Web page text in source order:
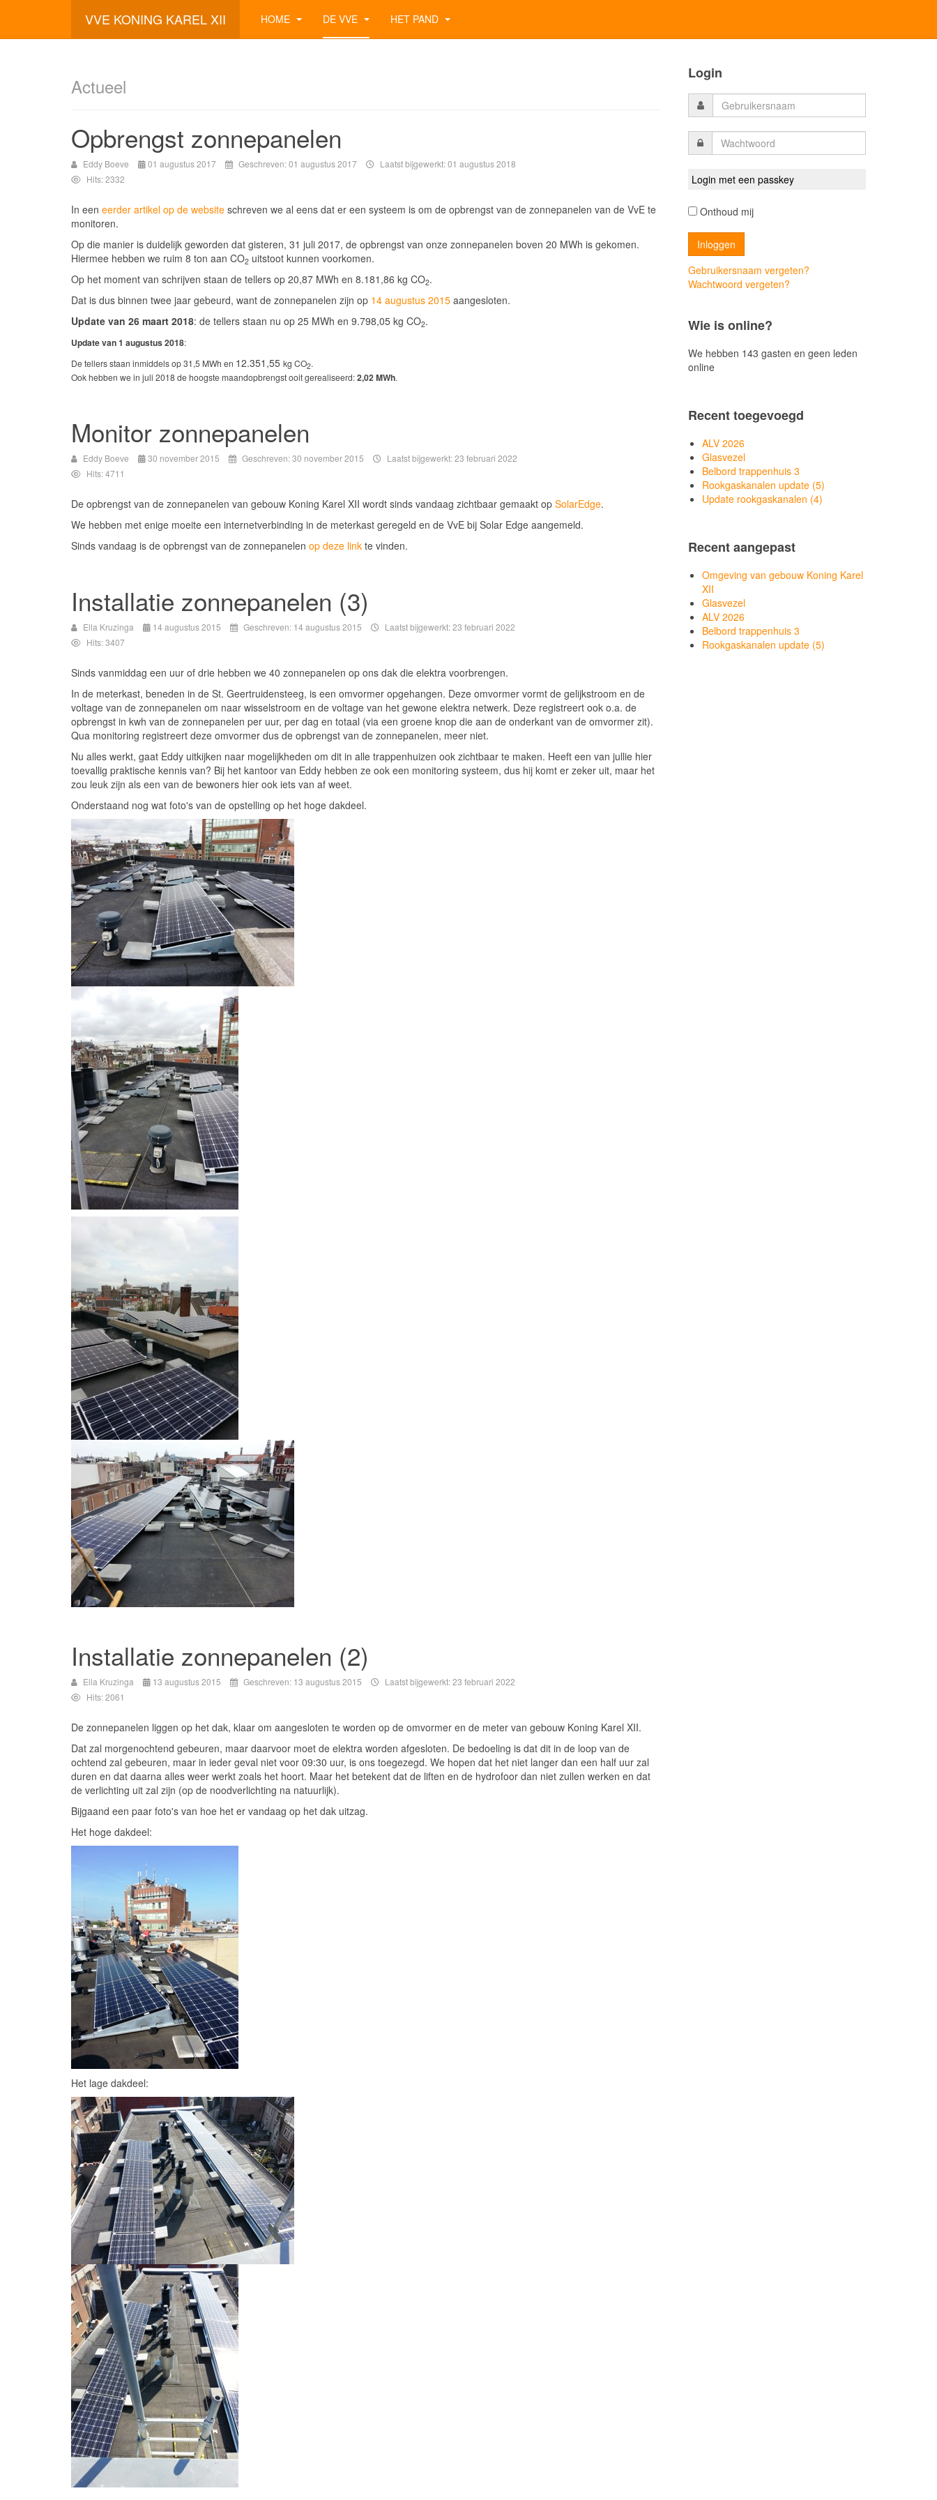
VVE KONING KAREL XII HOME DE VVE HET PAND
Actueel
Opbrengst zonnepanelen
Eddy Boeve 01 augustus 2017 Geschreven: 01 augustus 2017
Laatst bijgewerkt: 01 augustus 2018
Hits: 2332
In een eerder artikel op de website schreven we al eens dat er een systeem is om de opbrengst van de zonnepanelen van de VvE te
monitoren.
Op die manier is duidelijk geworden dat gisteren, 31 juli 2017, de opbrengst van onze zonnepanelen boven 20 MWh is gekomen.
Hiermee hebben we ruim 8 ton aan CO2 uitstoot kunnen voorkomen.
Op het moment van schrijven staan de tellers op 20,87 MWh en 8.181,86 kg CO2.
Dat is dus binnen twee jaar gebeurd, want de zonnepanelen zijn op 14 augustus 2015 aangesloten.
Update van 26 maart 2018: de tellers staan nu op 25 MWh en 9.798,05 kg CO2.
Update van 1 augustus 2018:
De tellers staan inmiddels op 31,5 MWh en 12.351,55 kg CO2.
Ook hebben we in juli 2018 de hoogste maandopbrengst ooit gerealiseerd:2,02 MWh.
Monitor zonnepanelen
Eddy Boeve 30 november 2015 Geschreven: 30 november 2015
Laatst bijgewerkt: 23 februari 2022
Hits: 4711
De opbrengst van de zonnepanelen van gebouw Koning Karel XII wordt sinds vandaag zichtbaar gemaakt op SolarEdge.
We hebben met enige moeite een internetverbinding in de meterkast geregeld en de VvE bij Solar Edge aangemeld.
Sinds vandaag is de opbrengst van de zonnepanelen op deze link te vinden.
Installatie zonnepanelen (3)
Ella Kruzinga 14 augustus 2015 Geschreven: 14 augustus 2015
Laatst bijgewerkt: 23 februari 2022
Hits: 3407
Sinds vanmiddag een uur of drie hebben we 40 zonnepanelen op ons dak die elektra voorbrengen.
In de meterkast, beneden in de St. Geertruidensteeg, is een omvormer opgehangen. Deze omvormer vormt de gelijkstroom en de
voltage van de zonnepanelen om naar wisselstroom en de voltage van het gewone elektra netwerk. Deze registreert ook o.a. de
opbrengst in kwh van de zonnepanelen per uur, per dag en totaal (via een groene knop die aan de onderkant van de omvormer zit).
Qua monitoring registreert deze omvormer dus de opbrengst van de zonnepanelen, meer niet.
Nu alles werkt, gaat Eddy uitkijken naar mogelijkheden om dit in alle trappenhuizen ook zichtbaar te maken. Heeft een van jullie hier
toevallig praktische kennis van? Bij het kantoor van Eddy hebben ze ook een monitoring systeem, dus hij komt er zeker uit, maar het
zou leuk zijn als een van de bewoners hier ook iets van af weet.
Onderstaand nog wat foto's van de opstelling op het hoge dakdeel.
Installatie zonnepanelen (2)
Ella Kruzinga 13 augustus 2015 Geschreven: 13 augustus 2015
Laatst bijgewerkt: 23 februari 2022
Hits: 2061
De zonnepanelen liggen op het dak, klaar om aangesloten te worden op de omvormer en de meter van gebouw Koning Karel XII.
Dat zal morgenochtend gebeuren, maar daarvoor moet de elektra worden afgesloten. De bedoeling is dat dit in de loop van de
ochtend zal gebeuren, maar in ieder geval niet voor 09:30 uur, is ons toegezegd. We hopen dat het niet langer dan een half uur zal
duren en dat daarna alles weer werkt zoals het hoort. Maar het betekent dat de liften en de hydrofoor dan niet zullen werken en dat
de verlichting uit zal zijn (op de noodverlichting na natuurlijk).
Bijgaand een paar foto's van hoe het er vandaag op het dak uitzag.
Het hoge dakdeel:
Het lage dakdeel:
Login
Login met een passkey
Onthoud mij
Gebruikersnaam vergeten?
Wachtwoord vergeten?
Wie is online?
We hebben 143 gasten en geen leden
online
Recent toegevoegd
ALV 2026
Glasvezel
Belbord trappenhuis 3
Rookgaskanalen update (5)
Update rookgaskanalen (4)
Recent aangepast
Omgeving van gebouw Koning Karel
XII
Glasvezel
ALV 2026
Belbord trappenhuis 3
Rookgaskanalen update (5)